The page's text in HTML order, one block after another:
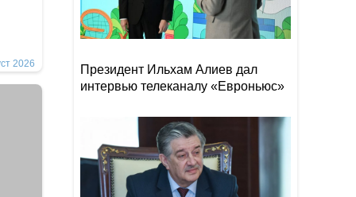
2026
Президент Ильхам Алиев дал
интервью телеканалу «Евроньюс»